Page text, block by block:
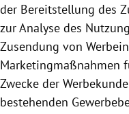
der Bereitstellung des
zur Analyse des
Zusendung von
Marketingmaßnahmen
Zwecke der
bestehenden